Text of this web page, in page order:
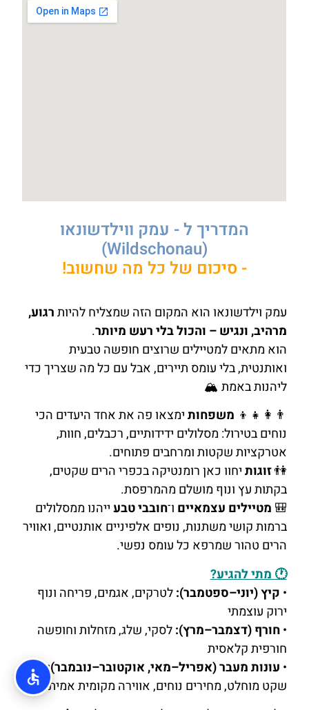
המדריך ל - עמק ווילדשונאו
(Wildschonau)
- סיכום של כל מה שחשוב!
עמק וילדשונאו הוא המקום הזה שמצליח להיותרגוע,
מרהיב, ונגיש – והכול בלי רעש מיותר.
הוא מתאים למטיילים שרוצים חופשה טבעית
ואותנטית, בלי עומס תיירים, אבל עם כל מה שצריך כדי
ליהנות באמת 🏔️
👨‍👩‍👧‍👦 משפחותימצאו פה את אחד היעדים הכי
נוחים בטירול: מסלולים ידידותיים, רכבלים, חוות,
אטרקציות שקטות ומרחבים פתוחים.
👫זוגותיחוו כאן רומנטיקה בכפרי הרים שקטים,
בקתות עץ ונוף מושלם מהמרפסת.
🎒 מטיילים עצמאיים ו־חובבי טבעייהנו ממסלולים
ברמות קושי משתנות, נופים אלפיניים אותנטיים, ואוויר
הרים טהור שמרפא כל עומס נפשי.
🕐 מתי להגיע?
• קיץ (יוני–ספטמבר):לטרקים, אגמים, פריחה ונוף
ירוק עוצמתי
•חורף (דצמבר–מרץ):לסקי, שלג, מזחלות וחופשה
חורפית קלאסית
• עונות מעבר (אפריל–מאי, אוקטובר–נובמבר):
שקט מוחלט, מחירים נוחים, אווירה מקומית אמיתית